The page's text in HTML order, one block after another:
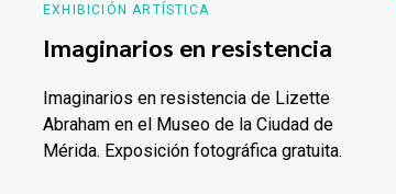
EXHIBICIÓN ARTÍSTICA
Imaginarios en resistencia
Imaginarios en resistencia de Lizette
Abraham en el Museo de la Ciudad de
Mérida. Exposición fotográfica gratuita.